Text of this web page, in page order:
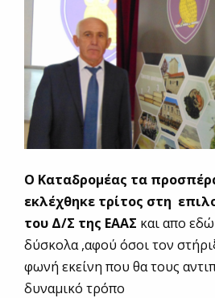
Ο Καταδρομέας τα
εκλέχθηκε τρίτος στη
του Δ/Σ της ΕΑΑΣ και απο
δύσκολα ,αφού όσοι τον
φωνή εκείνη που θα τους
δυναμικό τρόπο